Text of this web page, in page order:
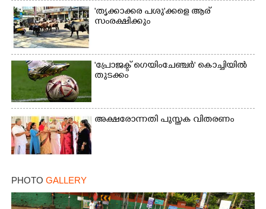
'തൃക്കാക്കര പശു'ക്കളെ ആര്
സംരക്ഷിക്കും
'പ്രോജക്ട് ഗെയിംചേഞ്ചർ' കൊച്ചിയിൽ
തുടക്കം
അക്ഷരോന്നതി പുസ്തക വിതരണം
PHOTO GALLERY